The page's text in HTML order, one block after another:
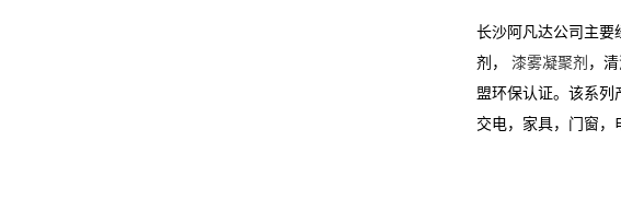
长沙阿凡达公司主要
剂， 漆雾凝聚剂 ，清
盟环保认证。该系列
交电，家具，门窗，